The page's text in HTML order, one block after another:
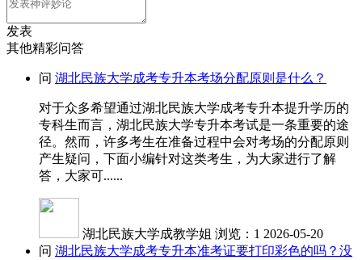
发表
其他精彩问答
问 湖北民族大学成考专升本考场分配原则是什么？
对于众多希望通过湖北民族大学成考专升本提升学历的
专科生而言，湖北民族大学专升本考试是一条重要的途
径。然而，许多考生在准备过程中会对考场的分配原则
产生疑问，下面小编针对这类考生，为大家进行了解
答，大家可......
湖北民族大学成教学姐 浏览：1 2026-05-20
问 湖北民族大学成考专升本准考证要打印彩色的吗？没